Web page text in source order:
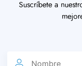
Suscríbete a